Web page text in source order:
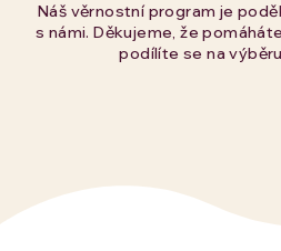
Náš věrnostní program je
s námi. Děkujeme, že
podílíte se na